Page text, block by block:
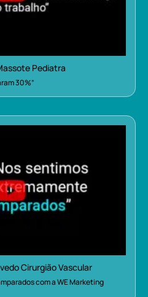
Pediatra
30%”
Cirurgião Vascular
com a WE Marketing